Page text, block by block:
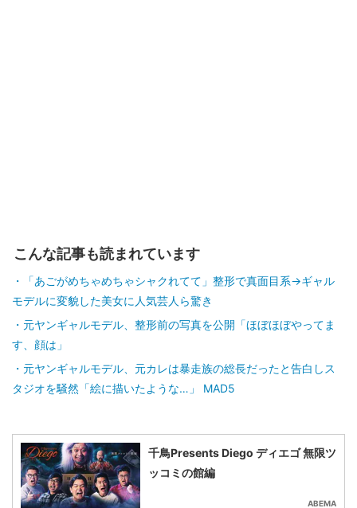
こんな記事も読まれています
「あごがめちゃめちゃシャクれてて」整形で真面目系→ギャル
モデルに変貌した美女に人気芸人ら驚き
元ヤンギャルモデル、整形前の写真を公開「ほぼほぼやってま
す、顔は」
元ヤンギャルモデル、元カレは暴走族の総長だったと告白しス
タジオを騒然「絵に描いたような…」 MAD5
千鳥Presents Diego ディエゴ 無限ツ
ッコミの館編
ABEMA